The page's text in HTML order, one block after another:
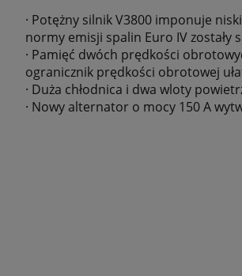
· Potężny silnik V3800 imponuje
normy emisji spalin Euro IV zostały
· Pamięć dwóch prędkości
ogranicznik prędkości obrotowej
· Duża chłodnica i dwa wloty
· Nowy alternator o mocy 150 A